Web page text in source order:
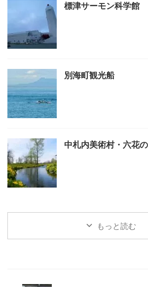
標津サーモン科学館
別海町観光船
中札内美術村・六花
もっと読む